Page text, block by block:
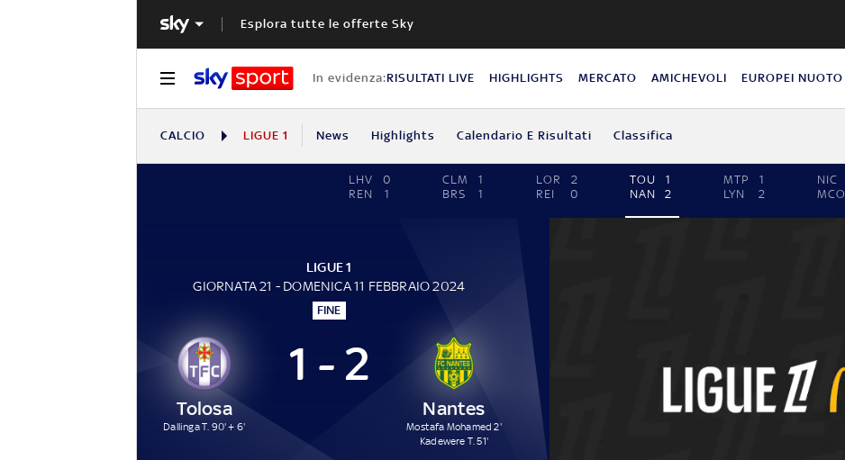
Esplora tutte le offerte Sky
In evidenza:RISULTATI LIVE HIGHLIGHTS MERCATO AMICHEVOLI EUROPEI NUOTO
CALCIO LIGUE 1 News Highlights Calendario E Risultati Classifica
LHV
0
REN
1
CLM
1
BRS
1
LOR
2
REI
0
TOU
1
NAN
2
MTP
1
LYN
2
NIC
MCO
LIGUE 1
GIORNATA 21 - DOMENICA 11 FEBBRAIO 2024
FINE
Tolosa
Dallinga T. 90' + 6'
1 - 2
Nantes
Mostafa Mohamed 2'
Kadewere T. 51'